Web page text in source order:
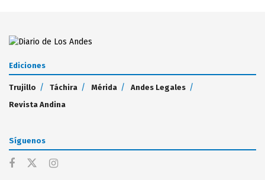
Ediciones
Trujillo Táchira Mérida
Andes Legales
Revista Andina
Síguenos